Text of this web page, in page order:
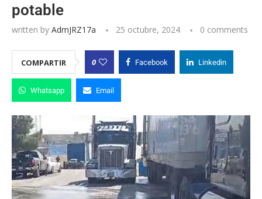
potable
written by AdmJRZ17a 25 octubre, 2024 0 comments
COMPARTIR 0 Facebook Linkedin
Whatsapp Email